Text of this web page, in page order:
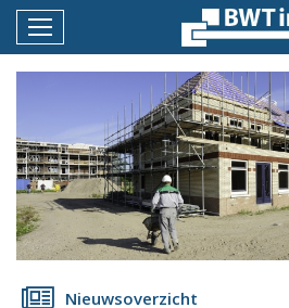
Menu
Home
Agenda
Documenten
Dossiers
Nieuwsoverzicht